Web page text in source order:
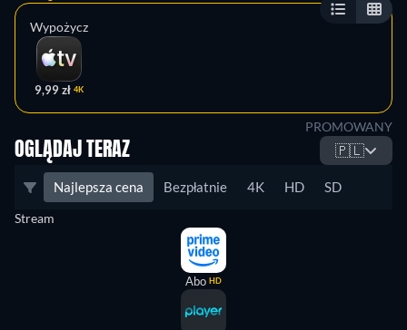
Wypożycz
9,99 zł 4K
PROMOWANY
OGLĄDAJ TERAZ 🇵🇱
Najlepsza cena Bezpłatnie 4K HD SD
Stream
Abo HD